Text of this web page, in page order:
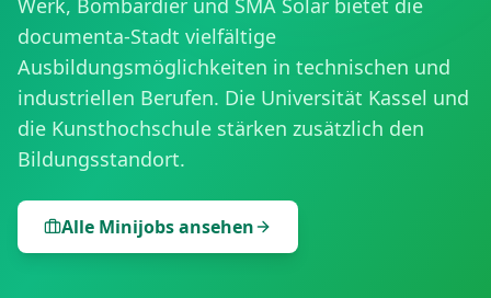
Werk, Bombardier und SMA Solar bietet die
documenta-Stadt vielfältige
Ausbildungsmöglichkeiten in technischen und
industriellen Berufen. Die Universität Kassel und
die Kunsthochschule stärken zusätzlich den
Bildungsstandort.
Alle Minijobs ansehen